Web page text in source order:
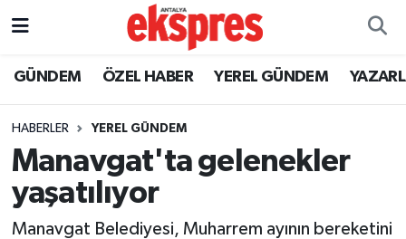
GÜNDEM ÖZEL HABER YEREL GÜNDEM
HABERLER YEREL GÜNDEM
Manavgat'ta gelenekler
yaşatılıyor
Manavgat Belediyesi, Muharrem ayının bereketini
ÖZEL HABER
YEREL GÜNDEM
EKONOMİ
Nöbetçi Eczaneler
Trafik Durumu
Süper Lig Puan Durumu ve Fikstür